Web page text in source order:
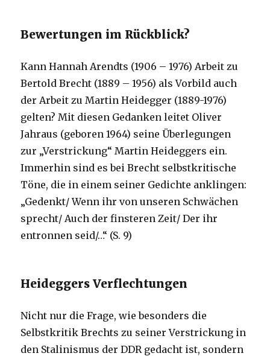
Bewertungen im Rückblick?
Kann Hannah Arendts (1906 – 1976) Arbeit zu
Bertold Brecht (1889 – 1956) als Vorbild auch
der Arbeit zu Martin Heidegger (1889-1976)
gelten? Mit diesen Gedanken leitet Oliver
Jahraus (geboren 1964) seine Überlegungen
zur „Verstrickung“ Martin Heideggers ein.
Immerhin sind es bei Brecht selbstkritische
Töne, die in einem seiner Gedichte anklingen:
„Gedenkt/ Wenn ihr von unseren Schwächen
sprecht/ Auch der finsteren Zeit/ Der ihr
entronnen seid/…“ (S. 9)
Heideggers Verflechtungen
Nicht nur die Frage, wie besonders die
Selbstkritik Brechts zu seiner Verstrickung in
den Stalinismus der DDR gedacht ist, sondern